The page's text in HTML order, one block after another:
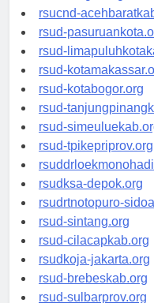
rsud-
rsucnd-
rsud-
rsud-
rsud-
rsud-kotabogor.org
rsud-
rsud-simeuluekab.org
rsud-tpikepriprov.org
rsudksa-depok.org
rsudrtnotopuro-
rsud-sintang.org
rsud-cilacapkab.org
rsudkoja-jakarta.org
rsud-brebeskab.org